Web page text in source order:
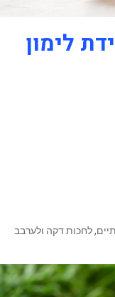
לימון
לחכות דקה ולערבב